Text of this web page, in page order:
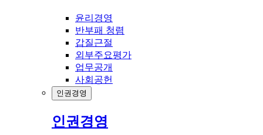
윤리경영
반부패 청렴
갑질근절
외부주요평가
업무공개
사회공헌
인권경영
인권경영